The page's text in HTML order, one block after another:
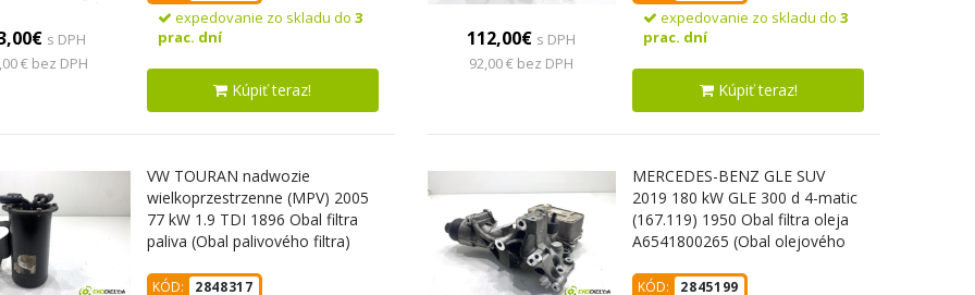
s DPH
€ bez DPH
expedovanie zo skladu do 3
prac. dní
Kúpiť teraz!
112,00€ s DPH
92,00 € bez DPH
expedovanie zo skladu do3
prac. dní
Kúpiť teraz!
VW TOURAN nadwozie
wielkoprzestrzenne (MPV) 2005
77 kW 1.9 TDI 1896 Obal filtra
paliva (Obal palivového filtra)
KÓD: 2848317
MERCEDES-BENZ GLE SUV
2019 180 kW GLE 300 d 4-matic
(167.119) 1950 Obal filtra oleja
A6541800265 (Obal olejového
KÓD: 2845199